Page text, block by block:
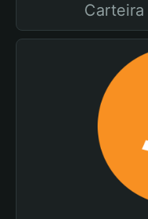
Carteira